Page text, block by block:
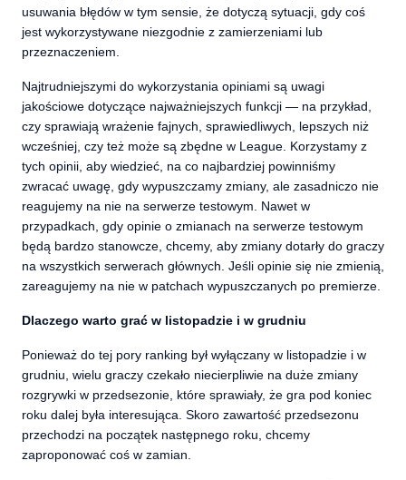
usuwania błędów w tym sensie, że dotyczą sytuacji, gdy coś
jest wykorzystywane niezgodnie z zamierzeniami lub
przeznaczeniem.
Najtrudniejszymi do wykorzystania opiniami są uwagi
jakościowe dotyczące najważniejszych funkcji — na przykład,
czy sprawiają wrażenie fajnych, sprawiedliwych, lepszych niż
wcześniej, czy też może są zbędne w League. Korzystamy z
tych opinii, aby wiedzieć, na co najbardziej powinniśmy
zwracać uwagę, gdy wypuszczamy zmiany, ale zasadniczo nie
reagujemy na nie na serwerze testowym. Nawet w
przypadkach, gdy opinie o zmianach na serwerze testowym
będą bardzo stanowcze, chcemy, aby zmiany dotarły do graczy
na wszystkich serwerach głównych. Jeśli opinie się nie zmienią,
zareagujemy na nie w patchach wypuszczanych po premierze.
Dlaczego warto grać w listopadzie i w grudniu
Ponieważ do tej pory ranking był wyłączany w listopadzie i w
grudniu, wielu graczy czekało niecierpliwie na duże zmiany
rozgrywki w przedsezonie, które sprawiały, że gra pod koniec
roku dalej była interesująca. Skoro zawartość przedsezonu
przechodzi na początek następnego roku, chcemy
zaproponować coś w zamian.